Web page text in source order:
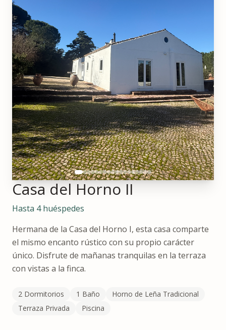
Casa del Horno II
Hasta 4 huéspedes
Hermana de la Casa del Horno I, esta casa comparte
el mismo encanto rústico con su propio carácter
único. Disfrute de mañanas tranquilas en la terraza
con vistas a la finca.
2 Dormitorios 1 Baño
Horno de Leña Tradicional
Terraza Privada
Piscina